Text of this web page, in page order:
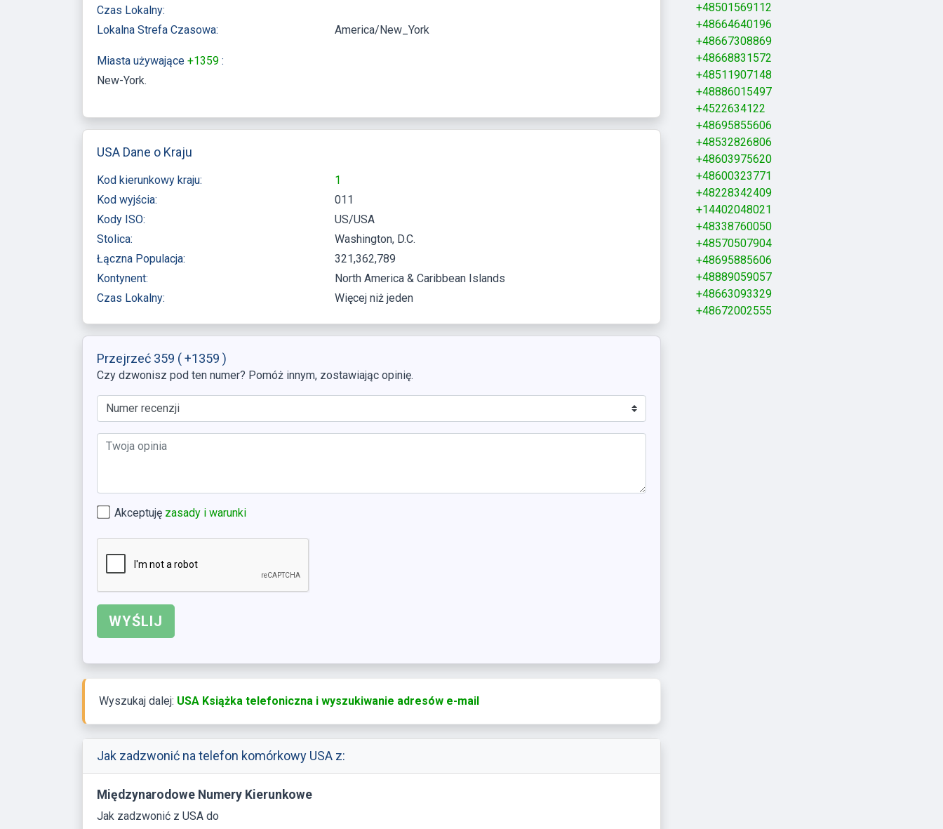
Czas Lokalny:
Lokalna Strefa Czasowa:
America/New_York
Miasta używające +1359 :
New-York
USA Dane o Kraju
Kod kierunkowy kraju:
1
Kod wyjścia:
011
Kody ISO:
US/USA
Stolica:
Washington, D.C.
Łączna Populacja:
321,362,789
Kontynent:
North America & Caribbean Islands
Czas Lokalny:
Więcej niż jeden
Przejrzeć 359 ( +1359 )
Czy dzwonisz pod ten numer? Pomóż innym, zostawiając opinię.
Akceptuję zasady i warunki
Wyszukaj dalej: USA Książka telefoniczna i wyszukiwanie adresów e-mail
Jak zadzwonić na telefon komórkowy USA z:
Międzynarodowe Numery Kierunkowe
Jak zadzwonić z USA do
+48501569112
+48664640196
+48667308869
+48668831572
+48511907148
+48886015497
+4522634122
+48695855606
+48532826806
+48603975620
+48600323771
+48228342409
+14402048021
+48338760050
+48570507904
+48695885606
+48889059057
+48663093329
+48672002555